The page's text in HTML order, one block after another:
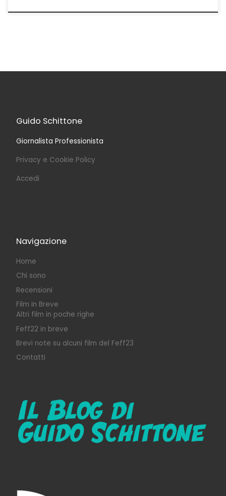
Guido Schittone
Giornalista Professionista
Privacy e Cookie Policy
Accedi
Navigazione
Home
Chi sono
Recensioni
Film in Breve
Altri film in poche righe
Feff22 in breve
Brevi note su alcuni film del Feff23
Contatti